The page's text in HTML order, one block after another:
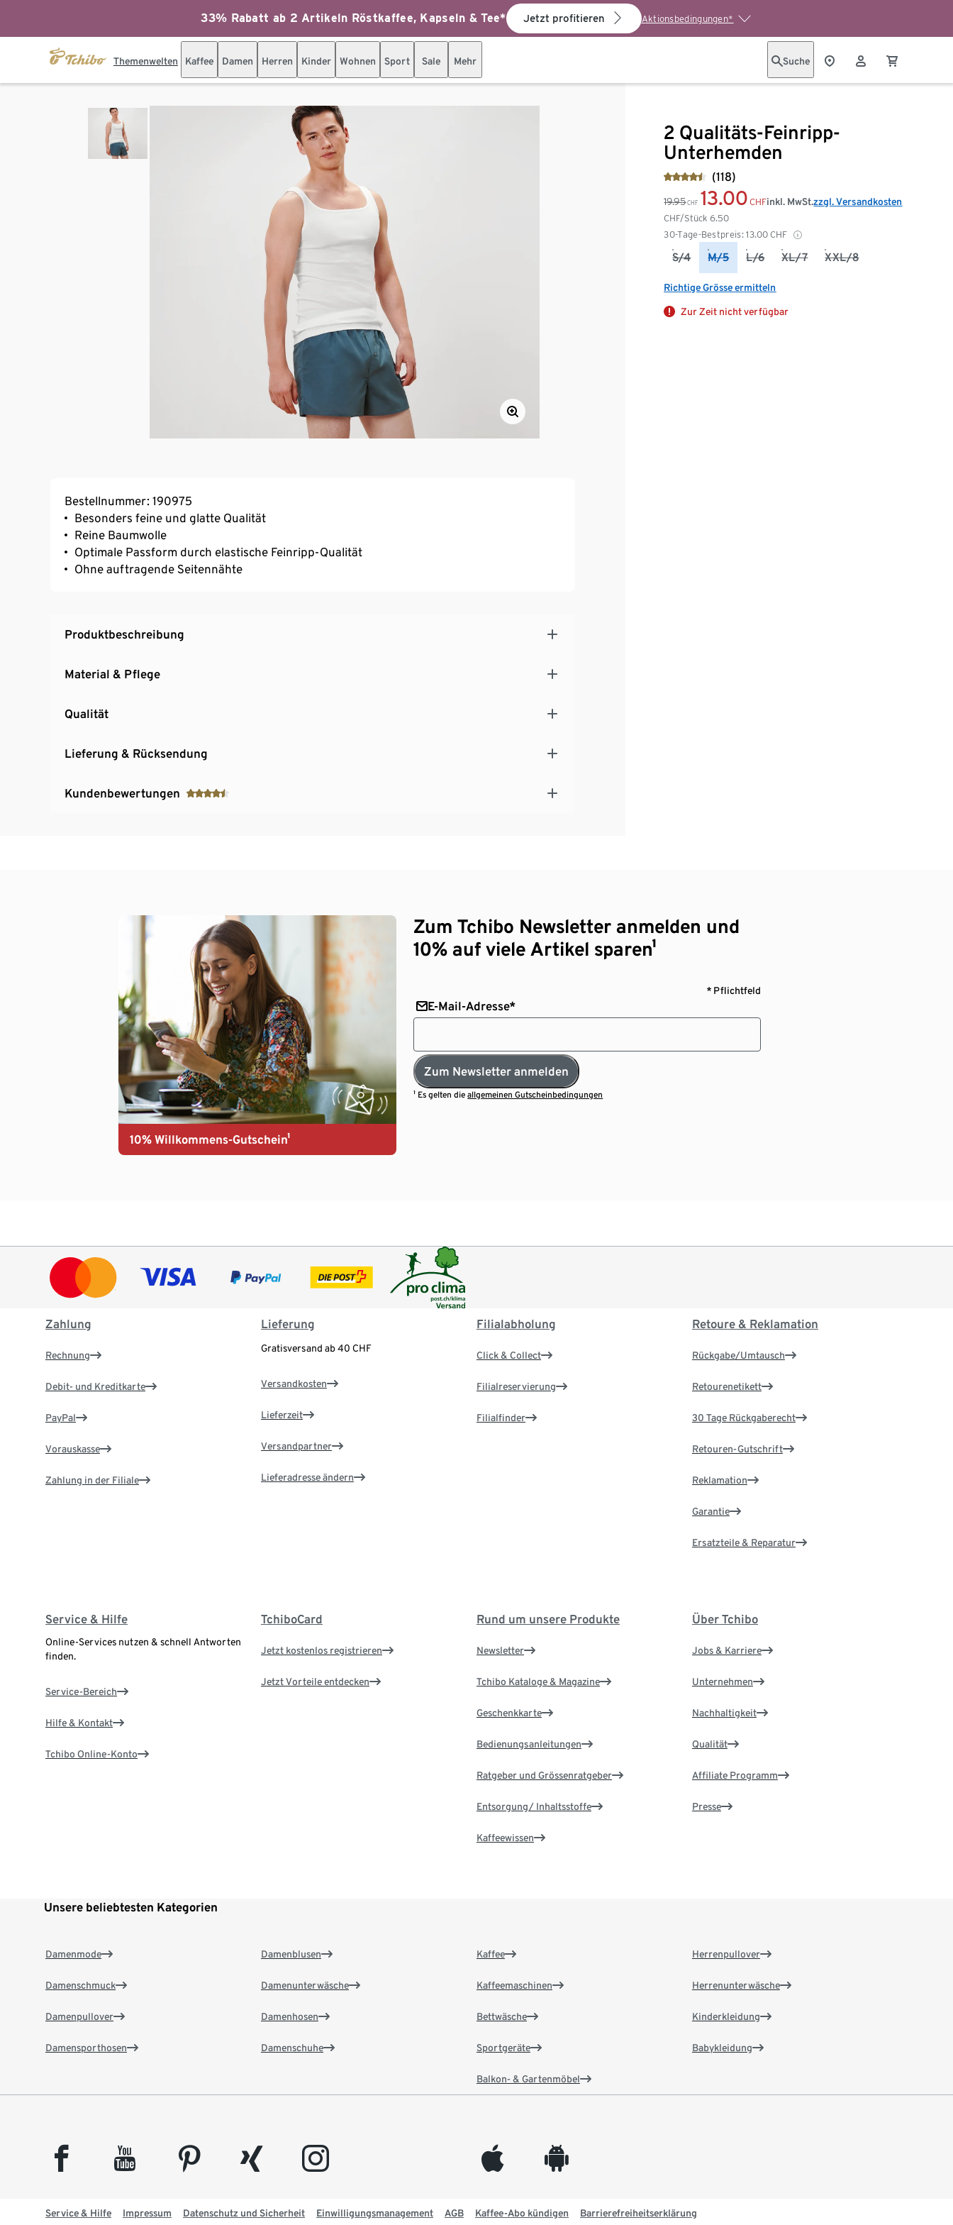
33% Rabatt ab 2 Artikeln Röstkaffee, Kapseln & Tee* Jetzt profitieren Aktionsbedingungen*
Themenwelten Kaffee Damen Herren Kinder Wohnen Sport Sale Mehr Suche
2 Qualitäts-Feinripp-
Unterhemden
(118)
19.95 CHF 13.00 CHF
CHF/Stück6.50
30-Tage-Bestpreis: 13.00 CHF
inkl. MwSt.zzgl. Versandkosten
S/4 M/5 L/6 XL/7 XXL/8
Richtige Grösse ermitteln
Zur Zeit nicht verfügbar
Bestellnummer: 190975
Besonders feine und glatte Qualität
Reine Baumwolle
Optimale Passform durch elastische Feinripp-Qualität
Ohne auftragende Seitennähte
Produktbeschreibung
Material & Pflege
Qualität
Lieferung & Rücksendung
Kundenbewertungen
10% Willkommens-Gutschein¹
Zum Tchibo Newsletter anmelden und
10% auf viele Artikel sparen¹
* Pflichtfeld
E-Mail-Adresse*
Zum Newsletter anmelden
¹ Es gelten dieallgemeinen Gutscheinbedingungen
Zahlung
Rechnung
Debit- und Kreditkarte
PayPal
Vorauskasse
Zahlung in der Filiale
Lieferung
Gratisversand ab 40 CHF
Versandkosten
Lieferzeit
Versandpartner
Lieferadresse ändern
Filialabholung
Click & Collect
Filialreservierung
Filialfinder
Retoure & Reklamation
Rückgabe/Umtausch
Retourenetikett
30 Tage Rückgaberecht
Retouren-Gutschrift
Reklamation
Garantie
Ersatzteile & Reparatur
Service & Hilfe
Online-Services nutzen & schnell Antworten
finden.
Service-Bereich
Hilfe & Kontakt
Tchibo Online-Konto
TchiboCard
Jetzt kostenlos registrieren
Jetzt Vorteile entdecken
Rund um unsere Produkte
Newsletter
Tchibo Kataloge & Magazine
Geschenkkarte
Bedienungsanleitungen
Ratgeber und Grössenratgeber
Entsorgung/ Inhaltsstoffe
Kaffeewissen
Über Tchibo
Jobs & Karriere
Unternehmen
Nachhaltigkeit
Qualität
Affiliate Programm
Presse
Unsere beliebtesten Kategorien
Damenmode
Damenschmuck
Damenpullover
Damensporthosen
Damenblusen
Damenunterwäsche
Damenhosen
Damenschuhe
Kaffee
Kaffeemaschinen
Bettwäsche
Sportgeräte
Balkon- & Gartenmöbel
Herrenpullover
Herrenunterwäsche
Kinderkleidung
Babykleidung
facebook youtube pinterest xing instagram appleinc android
Service & Hilfe Impressum Datenschutz und Sicherheit Einwilligungsmanagement AGB Kaffee-Abo kündigen Barrierefreiheitserklärung